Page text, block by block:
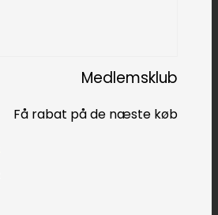
Medlemsklub
Få rabat på de næste køb